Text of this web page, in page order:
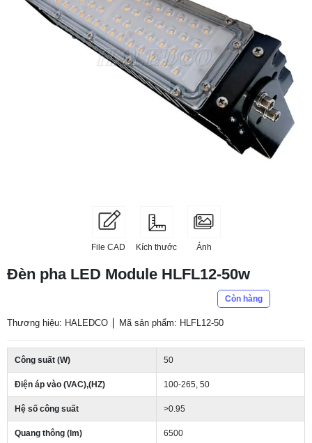
File CAD Kích thước Ảnh
Đèn pha LED Module HLFL12-50w
Còn hàng
Thương hiệu: HALEDCO Mã sản phẩm: HLFL12-50
Công suất (W) 50
Điện áp vào (VAC),(HZ) 100-265, 50
Hệ số công suất >0.95
Quang thông (lm) 6500